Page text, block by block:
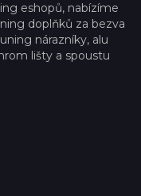
eshopů, nabízíme
doplňků za bezva
nárazníky, alu
lišty a spoustu